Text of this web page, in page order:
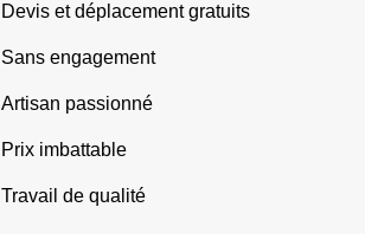
Devis et déplacement gratuits
Sans engagement
Artisan passionné
Prix imbattable
Travail de qualité